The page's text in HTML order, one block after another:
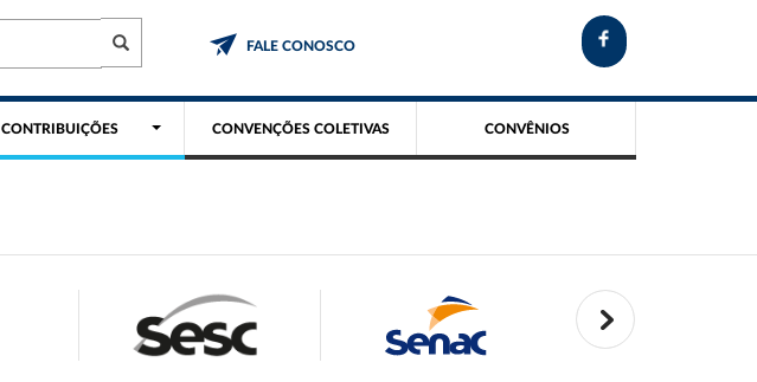
FALE CONOSCO
CONTRIBUIÇÕES CONVENÇÕES COLETIVAS CONVÊNIOS